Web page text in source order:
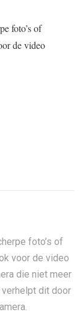
foto’s of
de video
foto’s of
voor de video
die niet meer
dit door